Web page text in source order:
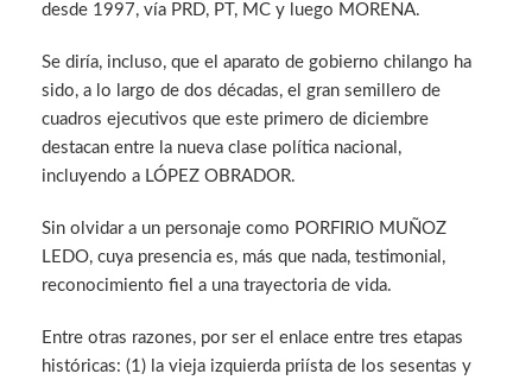
desde 1997, vía PRD, PT, MC y luego MORENA.
Se diría, incluso, que el aparato de gobierno chilango ha
sido, a lo largo de dos décadas, el gran semillero de
cuadros ejecutivos que este primero de diciembre
destacan entre la nueva clase política nacional,
incluyendo a LÓPEZ OBRADOR.
Sin olvidar a un personaje como PORFIRIO MUÑOZ
LEDO, cuya presencia es, más que nada, testimonial,
reconocimiento fiel a una trayectoria de vida.
Entre otras razones, por ser el enlace entre tres etapas
históricas: (1) la vieja izquierda priísta de los sesentas y